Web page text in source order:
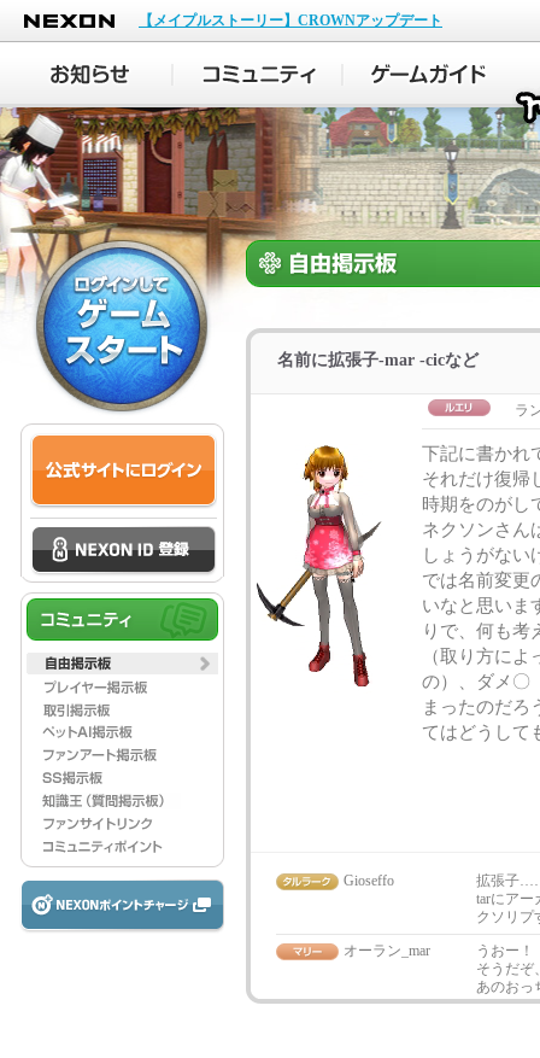
NEXON
【メイプルストーリー】CROWNアップデート
名前に拡張子-mar -cicなど
ラ
下記に書かれ
それだけ復帰
時期をのがし
ネクソンさん
しょうがない
では名前変更
いなと思いま
りで、何も考
（取り方に
の）、ダメ〇
まったのだろ
てはどうして
Gioseffo
拡張子
tarにア
クソリプ
オーラン_mar
うおー！
そうだぞ
あのおっ